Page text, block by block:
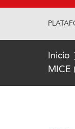
Inicio
MICE